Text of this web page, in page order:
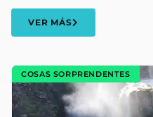
VER MÁS
COSAS SORPRENDENTES